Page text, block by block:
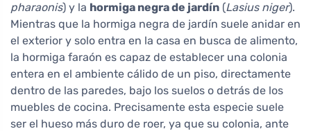
pharaonis) y la hormiga negra de jardín (Lasius niger).
Mientras que la hormiga negra de jardín suele anidar en
el exterior y solo entra en la casa en busca de alimento,
la hormiga faraón es capaz de establecer una colonia
entera en el ambiente cálido de un piso, directamente
dentro de las paredes, bajo los suelos o detrás de los
muebles de cocina. Precisamente esta especie suele
ser el hueso más duro de roer, ya que su colonia, ante